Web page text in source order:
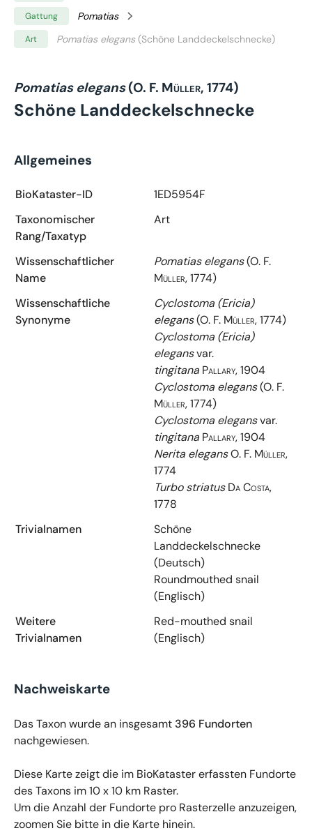
Gattung Pomatias
Art Pomatias elegans(Schöne Landdeckelschnecke)
Pomatias elegans(O. F. Müller, 1774)
Schöne Landdeckelschnecke
Allgemeines
BioKataster-ID
1ED5954F
Taxonomischer
Rang/Taxatyp
Art
Wissenschaftlicher
Name
Pomatias elegans(O. F.
Müller, 1774)
Wissenschaftliche
Synonyme
Cyclostoma (Ericia)
elegans(O. F. Müller, 1774)
Cyclostoma (Ericia)
elegansvar.
tingitana Pallary, 1904
Cyclostoma elegans(O. F.
Müller, 1774)
Cyclostoma elegansvar.
tingitana Pallary, 1904
Nerita elegansO. F. Müller,
1774
Turbo striatus Da Costa,
1778
Trivialnamen
Schöne
Landdeckelschnecke
(Deutsch)
Roundmouthed snail
(Englisch)
Weitere
Trivialnamen
Red-mouthed snail
(Englisch)
Nachweiskarte
Das Taxon wurde an insgesamt 396 Fundorten
nachgewiesen.
Diese Karte zeigt die im BioKataster erfassten Fundorte
des Taxons im 10 x 10 km Raster.
Um die Anzahl der Fundorte pro Rasterzelle anzuzeigen,
zoomen Sie bitte in die Karte hinein.